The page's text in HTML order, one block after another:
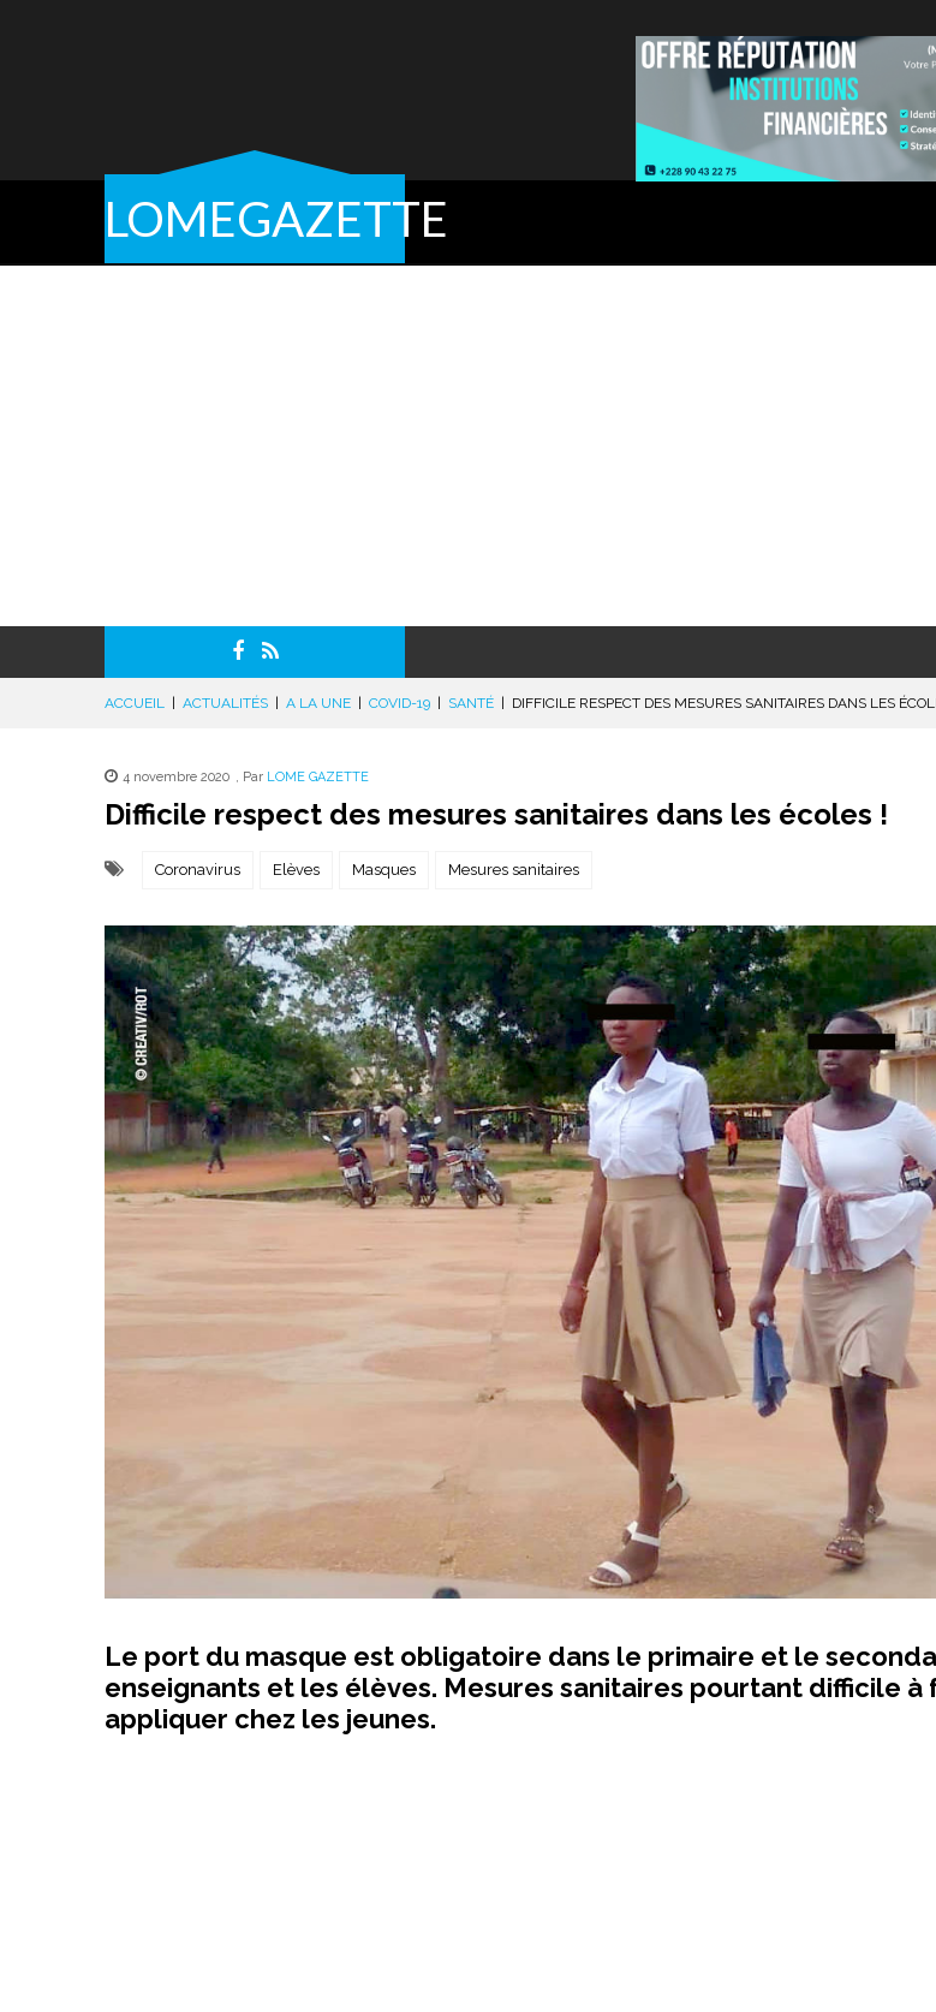
LOMEGAZETTE
ACCUEIL ACTUALITÉS A LA UNE COVID-19 SANTÉ DIFFICILE RESPECT DES MESURES SANITAIRES DANS LES
4 novembre 2020 , Par LOME GAZETTE
Difficile respect des mesures sanitaires dans les écoles !
Coronavirus Elèves Masques Mesures sanitaires
Le port du masque est obligatoire dans le primaire et le
enseignants et les élèves. Mesures sanitaires pourtant difficile à
appliquer chez les jeunes.